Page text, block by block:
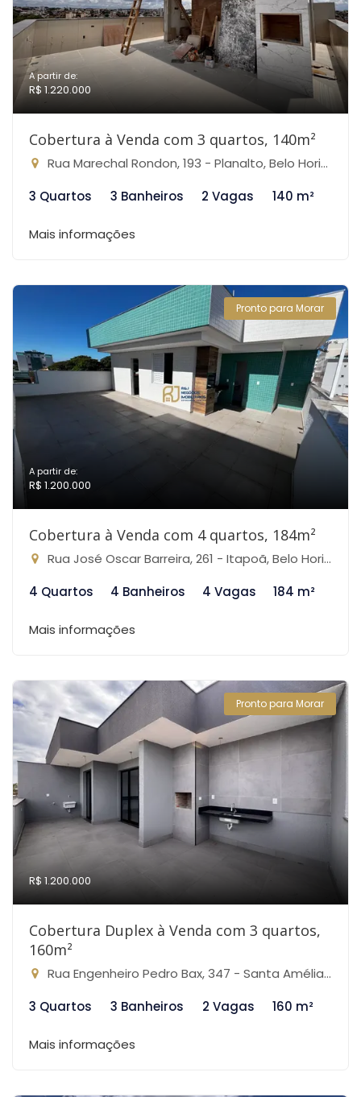
A partir de:
R$ 1.220.000
Cobertura à Venda com 3 quartos, 140m²
Rua Marechal Rondon, 193 - Planalto, Belo Horizonte-MG
3 Quartos
3 Banheiros 2 Vagas 140 m²
Mais informações
Pronto para Morar
A partir de:
R$ 1.200.000
Cobertura à Venda com 4 quartos, 184m²
Rua José Oscar Barreira, 261 - Itapoã, Belo Horizonte-MG
4 Quartos
4 Banheiros 4 Vagas 184 m²
Mais informações
Pronto para Morar
R$ 1.200.000
Cobertura Duplex à Venda com 3 quartos,
160m²
Rua Engenheiro Pedro Bax, 347 - Santa Amélia, Belo Horizonte-MG
3 Quartos
3 Banheiros 2 Vagas 160 m²
Mais informações